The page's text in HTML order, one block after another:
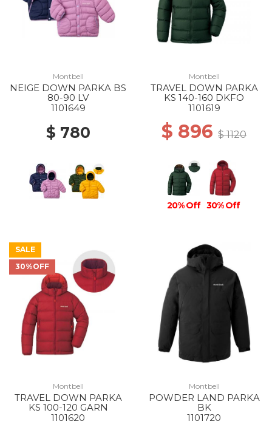
Montbell
NEIGE DOWN PARKA BS
80-90 LV
1101649
$ 780
Montbell
TRAVEL DOWN PARKA
KS 140-160 DKFO
1101619
$ 896 $ 1120
20% Off 30% Off
SALE
30%OFF
Montbell
TRAVEL DOWN PARKA
KS 100-120 GARN
1101620
Montbell
POWDER LAND PARKA
BK
1101720